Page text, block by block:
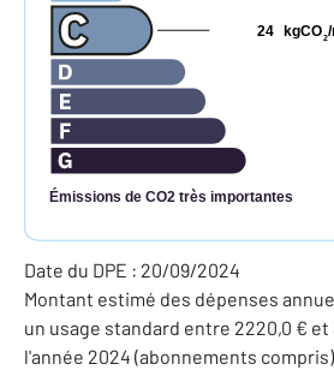
Émissions de CO2 très importantes
kgCO2/
24
Date du DPE : 20/09/2024
Montant estimé des dépenses
un usage standard entre 2220,0 € et
l'année 2024 (abonnements compris).